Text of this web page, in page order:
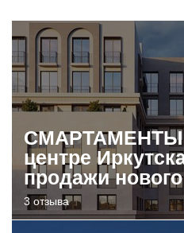
СМАРТАМЕНТЫ
центре
продажи
3 отзыва